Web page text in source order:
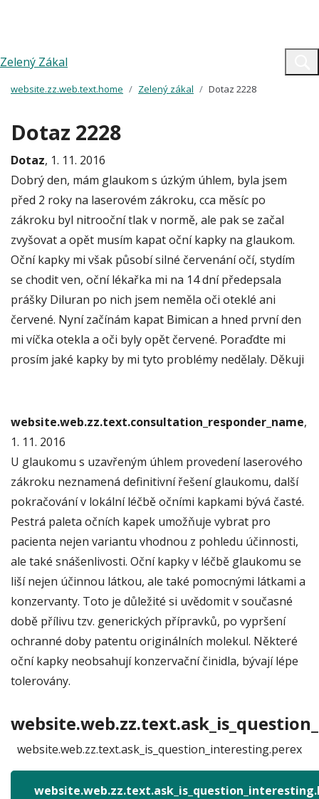
Zelený Zákal
website.zz.web.text.home Zelený zákal Dotaz 2228
Dotaz 2228
Dotaz, 1. 11. 2016
Dobrý den, mám glaukom s úzkým úhlem, byla jsem
před 2 roky na laserovém zákroku, cca měsíc po
zákroku byl nitrooční tlak v normě, ale pak se začal
zvyšovat a opět musím kapat oční kapky na glaukom.
Oční kapky mi však působí silné červenání očí, stydím
se chodit ven, oční lékařka mi na 14 dní předepsala
prášky Diluran po nich jsem neměla oči oteklé ani
červené. Nyní začínám kapat Bimican a hned první den
mi víčka otekla a oči byly opět červené. Poraďdte mi
prosím jaké kapky by mi tyto problémy nedělaly. Děkuji
website.web.zz.text.consultation_responder_name,
1. 11. 2016
U glaukomu s uzavřeným úhlem provedení laserového
zákroku neznamená definitivní řešení glaukomu, další
pokračování v lokální léčbě očními kapkami bývá časté.
Pestrá paleta očních kapek umožňuje vybrat pro
pacienta nejen variantu vhodnou z pohledu účinnosti,
ale také snášenlivosti. Oční kapky v léčbě glaukomu se
liší nejen účinnou látkou, ale také pomocnými látkami a
konzervanty. Toto je důležité si uvědomit v současné
době přílivu tzv. generických přípravků, po vypršení
ochranné doby patentu originálních molekul. Některé
oční kapky neobsahují konzervační činidla, bývají lépe
tolerovány.
website.web.zz.text.ask_is_question_interesting.perex